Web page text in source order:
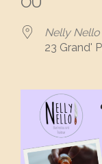
Nelly Nello
23 Grand'